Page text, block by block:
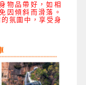
物品帶好，如相
因傾斜而滑落。
氛圍中，享受身